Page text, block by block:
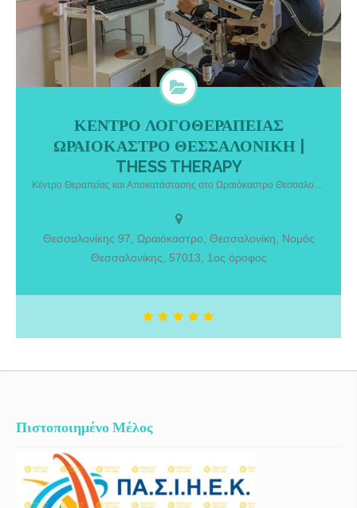
ΚΕΝΤΡΟ ΛΟΓΟΘΕΡΑΠΕΙΑΣ ΩΡΑΙΟΚΑΣΤΡΟ ΘΕΣΣΑΛΟΝΙΚΗ |
THESS THERAPY. Κέντρο Θεραπείας και Αποκατάστασης στο
Ωραιόκαστρο Θεσσαλονίκης. Υπηρεσίες: Λογοθεραπεία,
Εργοθεραπεία
ΚΕΝΤΡΟ ΛΟΓΟΘΕΡΑΠΕΙΑΣ
ΩΡΑΙΟΚΑΣΤΡΟ ΘΕΣΣΑΛΟΝΙΚΗ |
THESS THERAPY
Θεσσαλονίκης 97, Ωραιόκαστρο, Θεσσαλονίκη, Νομός
Θεσσαλονίκης, 57013, 1ος όροφος
Πιστοποιημένο Μέλος